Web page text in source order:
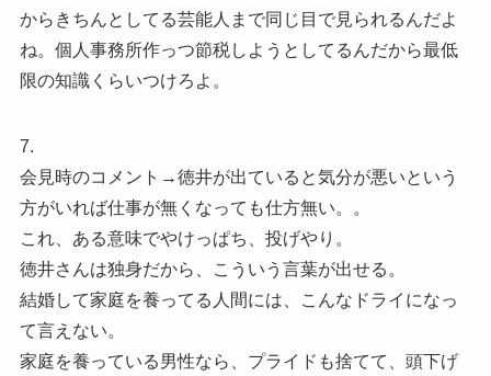
からきちんとしてる芸能人まで同じ目で見られるんだよ
ね。個人事務所作っつ節税しようとしてるんだから最低
限の知識くらいつけろよ。
7.
会見時のコメント→徳井が出ていると気分が悪いという
方がいれば仕事が無くなっても仕方無い。。
これ、ある意味でやけっぱち、投げやり。
徳井さんは独身だから、こういう言葉が出せる。
結婚して家庭を養ってる人間には、こんなドライになっ
て言えない。
家庭を養っている男性なら、プライドも捨てて、頭下げ